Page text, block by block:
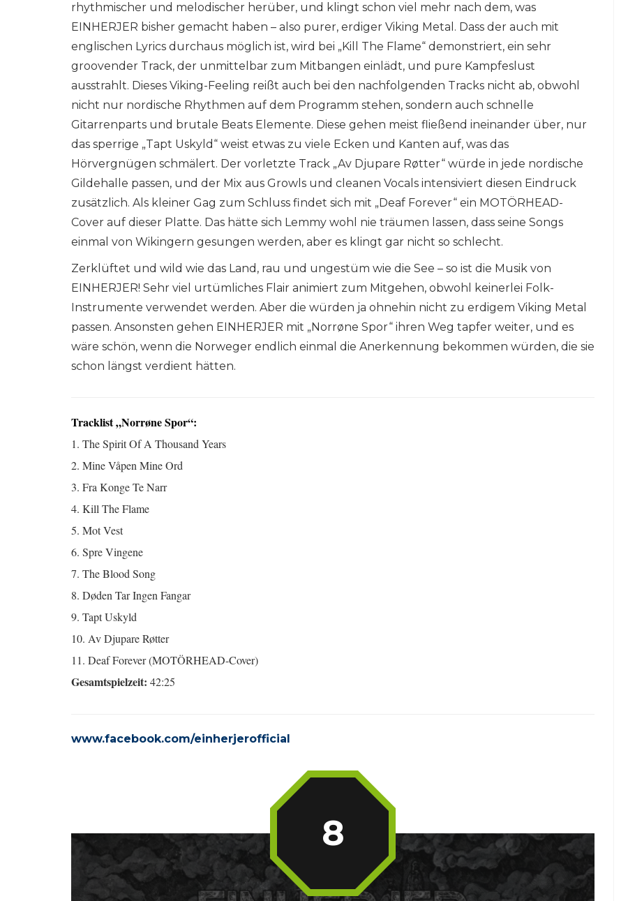
rhythmischer und melodischer herüber, und klingt schon viel mehr nach dem, was
EINHERJER bisher gemacht haben – also purer, erdiger Viking Metal. Dass der auch mit
englischen Lyrics durchaus möglich ist, wird bei „Kill The Flame“ demonstriert, ein sehr
groovender Track, der unmittelbar zum Mitbangen einlädt, und pure Kampfeslust
ausstrahlt. Dieses Viking-Feeling reißt auch bei den nachfolgenden Tracks nicht ab, obwohl
nicht nur nordische Rhythmen auf dem Programm stehen, sondern auch schnelle
Gitarrenparts und brutale Beats Elemente. Diese gehen meist fließend ineinander über, nur
das sperrige „Tapt Uskyld“ weist etwas zu viele Ecken und Kanten auf, was das
Hörvergnügen schmälert. Der vorletzte Track „Av Djupare Røtter“ würde in jede nordische
Gildehalle passen, und der Mix aus Growls und cleanen Vocals intensiviert diesen Eindruck
zusätzlich. Als kleiner Gag zum Schluss findet sich mit „Deaf Forever“ ein MOTÖRHEAD-
Cover auf dieser Platte. Das hätte sich Lemmy wohl nie träumen lassen, dass seine Songs
einmal von Wikingern gesungen werden, aber es klingt gar nicht so schlecht.
Zerklüftet und wild wie das Land, rau und ungestüm wie die See – so ist die Musik von
EINHERJER! Sehr viel urtümliches Flair animiert zum Mitgehen, obwohl keinerlei Folk-
Instrumente verwendet werden. Aber die würden ja ohnehin nicht zu erdigem Viking Metal
passen. Ansonsten gehen EINHERJER mit „Norrøne Spor“ ihren Weg tapfer weiter, und es
wäre schön, wenn die Norweger endlich einmal die Anerkennung bekommen würden, die sie
schon längst verdient hätten.
Tracklist „Norrøne Spor“:
1. The Spirit Of A Thousand Years
2. Mine Våpen Mine Ord
3. Fra Konge Te Narr
4. Kill The Flame
5. Mot Vest
6. Spre Vingene
7. The Blood Song
8. Døden Tar Ingen Fangar
9. Tapt Uskyld
10. Av Djupare Røtter
11. Deaf Forever (MOTÖRHEAD-Cover)
Gesamtspielzeit: 42:25
www.facebook.com/einherjerofficial
8